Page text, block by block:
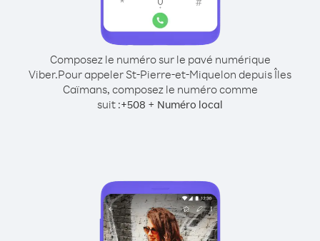
Composez le numéro sur le pavé numérique
Viber.Pour appeler St-Pierre-et-Miquelon depuis Îles
Caïmans, composez le numéro comme
suit :+508 + Numéro local